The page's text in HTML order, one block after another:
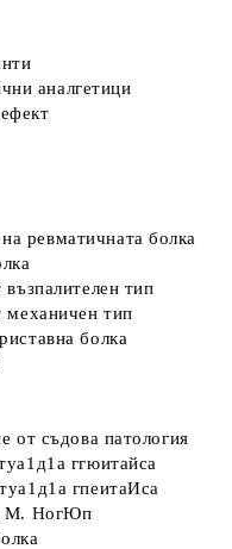
аналгетици
ревматичната болка
тип
механичен тип
болка
от съдова патология
ггюитайса
гпеитаИса
М. НогЮп